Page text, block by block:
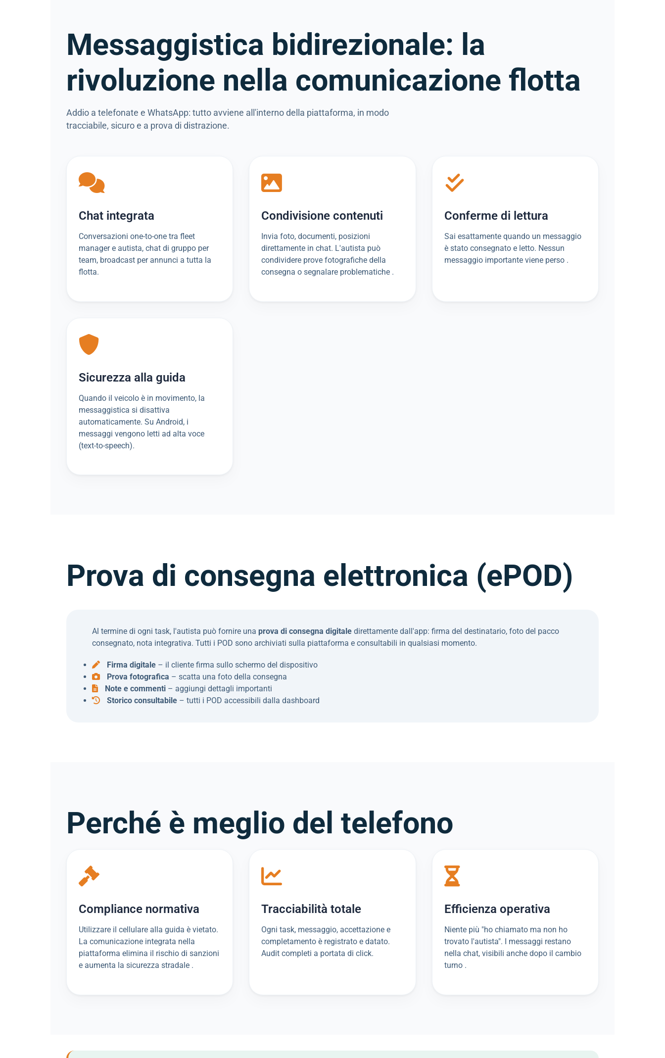
Messaggistica bidirezionale: la
rivoluzione nella comunicazione flotta
Addio a telefonate e WhatsApp: tutto avviene all'interno della piattaforma, in modo
tracciabile, sicuro e a prova di distrazione.
Chat integrata
Conversazioni one-to-one tra fleet
manager e autista, chat di gruppo per
team, broadcast per annunci a tutta la
flotta.
Condivisione contenuti
Invia foto, documenti, posizioni
direttamente in chat. L'autista può
condividere prove fotografiche della
consegna o segnalare problematiche .
Conferme di lettura
Sai esattamente quando un messaggio
è stato consegnato e letto. Nessun
messaggio importante viene perso .
Sicurezza alla guida
Quando il veicolo è in movimento, la
messaggistica si disattiva
automaticamente. Su Android, i
messaggi vengono letti ad alta voce
(text-to-speech).
Prova di consegna elettronica (ePOD)
Al termine di ogni task, l'autista può fornire una prova di consegna digitale direttamente dall'app: firma del destinatario, foto del pacco
consegnato, nota integrativa. Tutti i POD sono archiviati sulla piattaforma e consultabili in qualsiasi momento.
Firma digitale – il cliente firma sullo schermo del dispositivo
Prova fotografica – scatta una foto della consegna
Note e commenti – aggiungi dettagli importanti
Storico consultabile – tutti i POD accessibili dalla dashboard
Perché è meglio del telefono
Compliance normativa
Utilizzare il cellulare alla guida è vietato.
La comunicazione integrata nella
piattaforma elimina il rischio di sanzioni
e aumenta la sicurezza stradale .
Tracciabilità totale
Ogni task, messaggio, accettazione e
completamento è registrato e datato.
Audit completi a portata di click.
Efficienza operativa
Niente più "ho chiamato ma non ho
trovato l'autista". I messaggi restano
nella chat, visibili anche dopo il cambio
turno .